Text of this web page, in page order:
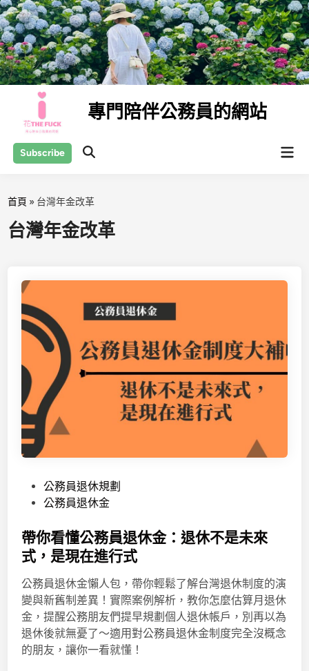
Skip
to
content
專門陪伴公務員的網站
Subscribe
Open
首頁 » 台灣年金改革
台灣年金改革
t
e
i
n
公務員退休規劃
公務員退休金
帶你看懂公務員退休金：退休不是未來
式，是現在進行式
公務員退休金懶人包，帶你輕鬆了解台灣退休制度的演
變與新舊制差異！實際案例解析，教你怎麼估算月退休
金，提醒公務朋友們提早規劃個人退休帳戶，別再以為
退休後就無憂了～適用對公務員退休金制度完全沒概念
的朋友，讓你一看就懂！